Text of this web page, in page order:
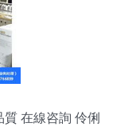
在線咨詢 伶俐